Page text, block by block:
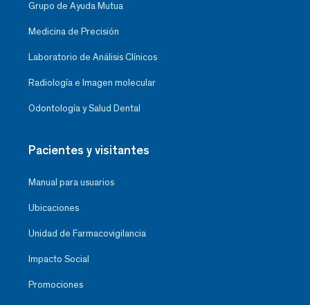
Grupo de Ayuda Mutua
Medicina de Precisión
Laboratorio de Análisis Clínicos
Radiología e Imagen molecular
Odontología y Salud Dental
Pacientes y visitantes
Manual para usuarios
Ubicaciones
Unidad de Farmacovigilancia
Impacto Social
Promociones